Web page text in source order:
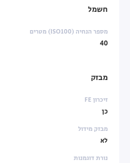
חשמל
מספר הנחיה (ISO100) מטרים
40
מבזק
זיכרון FE
כן
מבזק מידול
לא
נורת דוגמנות